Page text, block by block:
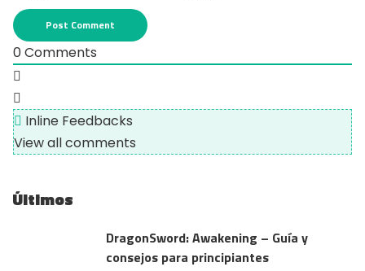
0Comments
Inline Feedbacks
View all comments
Últimos
DragonSword: Awakening – Guía y
consejos para principiantes